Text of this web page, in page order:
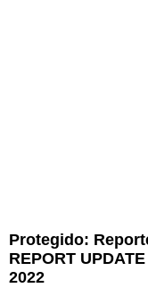
Protegido:
REPORT
2022